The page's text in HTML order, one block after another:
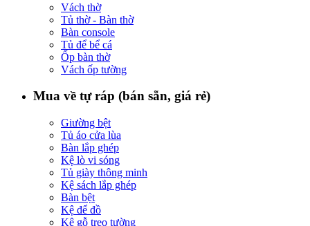
Vách thờ
Tủ thờ - Bàn thờ
Bàn console
Tủ để bể cá
Ốp bàn thờ
Vách ốp tường
Mua về tự ráp (bán sẵn, giá rẻ)
Giường bệt
Tủ áo cửa lùa
Bàn lắp ghép
Kệ lò vi sóng
Tủ giày thông minh
Kệ sách lắp ghép
Bàn bệt
Kệ để đồ
Kệ gỗ treo tường